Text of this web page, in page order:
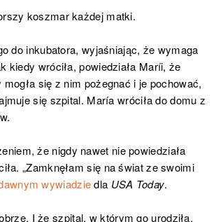
koszmar każdej matki.
do inkubatora, wyjaśniając, że wymaga
kiedy wróciła, powiedziała Maríi, że
się z nim pożegnać i je pochować,
się szpital. María wróciła do domu z
że nigdy nawet nie powiedziała
„Zamknęłam się na świat ze swoimi
wywiadziedla USA Today.
I że szpital, w którym go urodziła,